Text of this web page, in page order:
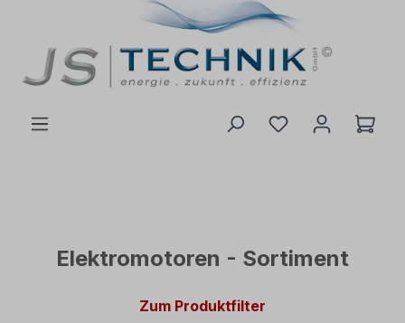
Elektromotoren - Sortiment
Zum Produktfilter